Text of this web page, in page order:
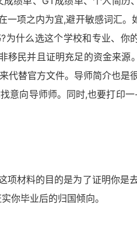
一项之内为宜,避开敏感词汇。
什么选这个学校和专业、你
移民并且证明充足的资金来源
代替官方文件。导师简介也是
意向导师师。同时,也要打印
项材料的目的是为了证明你是
你毕业后的归国倾向。